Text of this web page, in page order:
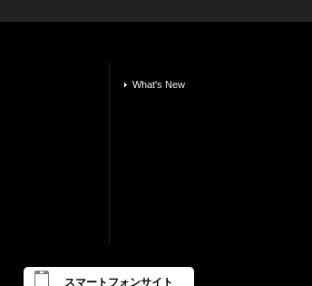
What's New
スマートフォンサイト